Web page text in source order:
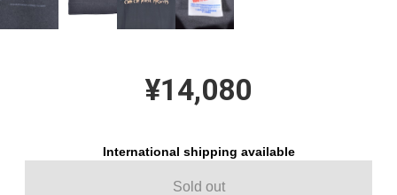
¥14,080
International shipping available
Sold out